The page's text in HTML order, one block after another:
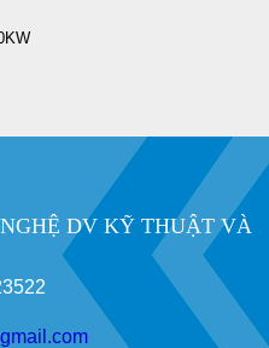
DV KỸ THUẬT VÀ